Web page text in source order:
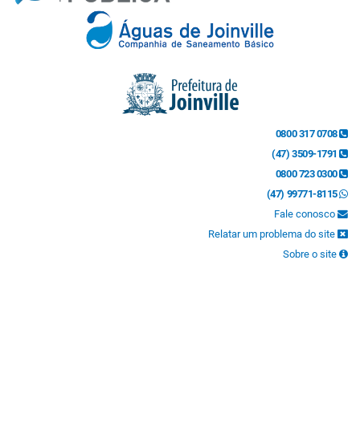
0800 317 0708
(47) 3509-1791
0800 723 0300
(47) 99771-8115
Fale conosco
Relatar um problema do site
Sobre o site